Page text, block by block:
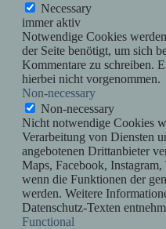
Necessary
immer aktiv
Notwendige Cookies
der Seite benötigt, um sich
Kommentare zu schreiben.
hierbei nicht vorgenommen.
Non-necessary
Non-necessary
Nicht notwendige Cookies
Verarbeitung von Diensten
angebotenen Drittanbieter
Maps, Facebook,
wenn die Funktionen der
werden. Weitere
Datenschutz-Texten
Functional